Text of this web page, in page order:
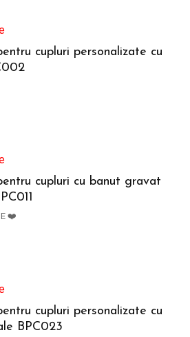
cupluri personalizate cu
cupluri cu banut gravat
❤️
cupluri personalizate cu
BPC023